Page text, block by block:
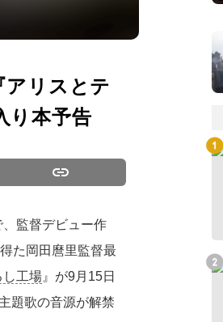
リスとテ
り本予告
、監督デビュー作
た岡田麿里監督最
し工場 』が9月15日
題歌の音源が解禁